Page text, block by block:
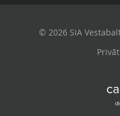
© 2026 SIA